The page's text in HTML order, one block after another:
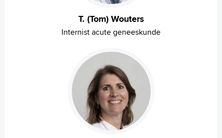
T. (Tom) Wouters
Internist acute geneeskunde